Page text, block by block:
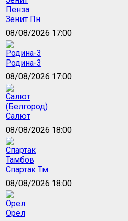
Зенит Пн
08/08/2026 17:00
Родина-3
08/08/2026 17:00
Салют
08/08/2026 18:00
Спартак Тм
08/08/2026 18:00
Орёл